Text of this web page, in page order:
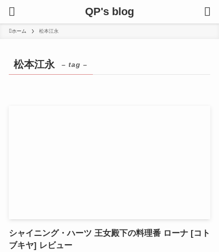
QP's blog
ホーム 松本江永
松本江永 – tag –
シャイニング・ハーツ 王女殿下の料理番 ローナ [コト
ブキヤ] レビュー